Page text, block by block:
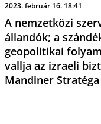
2023. február 16. 18:41
A nemzetközi
állandók; a
geopolitikai
vallja az izraeli
Mandiner